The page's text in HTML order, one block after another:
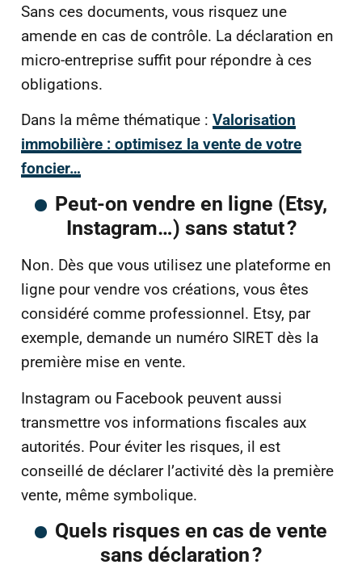
Sans ces documents, vous risquez une
amende en cas de contrôle. La déclaration en
micro-entreprise suffit pour répondre à ces
obligations.
Dans la même thématique : Valorisation
immobilière : optimisez la vente de votre
foncier…
Peut-on vendre en ligne (Etsy,
Instagram…) sans statut ?
Non. Dès que vous utilisez une plateforme en
ligne pour vendre vos créations, vous êtes
considéré comme professionnel. Etsy, par
exemple, demande un numéro SIRET dès la
première mise en vente.
Instagram ou Facebook peuvent aussi
transmettre vos informations fiscales aux
autorités. Pour éviter les risques, il est
conseillé de déclarer l’activité dès la première
vente, même symbolique.
Quels risques en cas de vente
sans déclaration ?